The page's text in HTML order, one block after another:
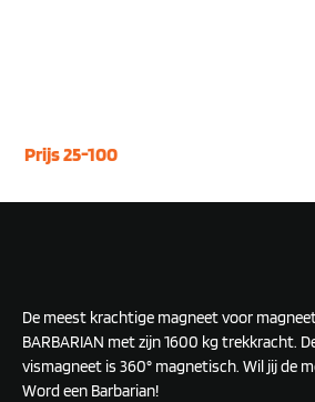
Prijs 25-100
De meest krachtige magneet voor
BARBARIAN met zijn 1600 kg trekkracht.
vismagneet is 360° magnetisch. Wil jij de
Word een Barbarian!